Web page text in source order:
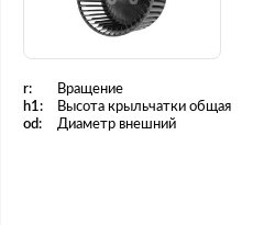
r: Вращение
h1:
Высота крыльчатки общая
od:
Диаметр внешний